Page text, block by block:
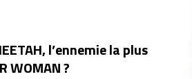
l’ennemie la plus
WOMAN ?